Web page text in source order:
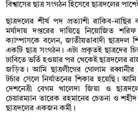
বিশ্বাসের ছাত্র সংগঠন হিসেবে ছাত্রদলের
ছাত্রদলের শীর্ষ পদ প্রত্যাশী রাকিব-
মর্যাদায় দপ্তরের দায়িত্বে নিয়োজিত
ক্যাম্পাসকে বলেন, জাতীয়তাবাদী ছাত্রদল
একটি ছাত্র সংগঠন। এটা প্রকৃতই ছাত্রদের
ঢাবিতে ভর্তি হওয়ার পর থেকেই ছাত্রদলের
জড়িত। আমি ছাত্রলীগের গোলাম রব্বানীর
টর্চার সেলে নির্যাতনের শিকার হয়েছি।
দেশনেত্রী বেগম খালেদা জিয়া ও
চেয়ারম্যান তারেক রহমানের চেতনা ও
ছাত্রদলের একজন কর্মী।